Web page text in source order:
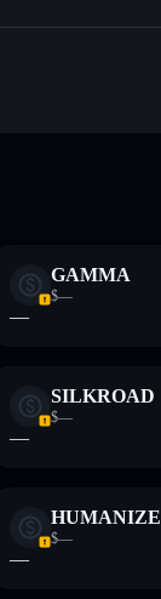
GAMMA
$—
—
SILKROAD
$—
—
HUMANIZE
$—
—